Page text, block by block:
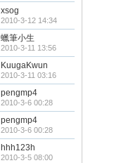
xsog
2010-3-12 14:34
蠟筆小生
2010-3-11 13:56
KuugaKwun
2010-3-11 03:16
pengmp4
2010-3-6 00:28
pengmp4
2010-3-6 00:28
hhh123h
2010-3-5 08:00